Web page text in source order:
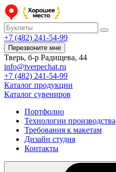
+7 (482) 241-54-99
Перезвоните мне
Тверь, б-р Радищева, 44
info@tverpechat.ru
+7 (482) 241-54-99
Каталог продукции
Каталог сувениров
Портфолио
Технологии производства
Требования к макетам
Дизайн студия
Контакты